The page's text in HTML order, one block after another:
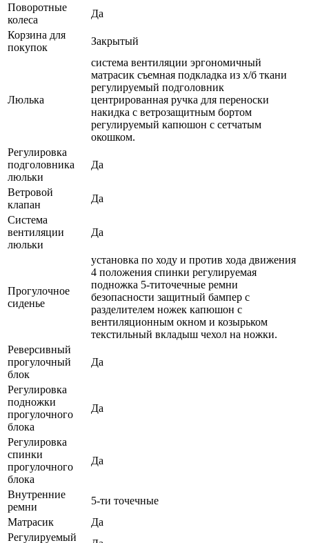
Поворотные
колеса
Да
Корзина для
покупок
Закрытый
Люлька
система вентиляции эргономичный
матрасик съемная подкладка из х/б ткани
регулируемый подголовник
центрированная ручка для переноски
накидка с ветрозащитным бортом
регулируемый капюшон с сетчатым
окошком.
Регулировка
подголовника
люльки
Да
Ветровой
клапан
Да
Система
вентиляции
люльки
Да
Прогулочное
сиденье
установка по ходу и против хода движения
4 положения спинки регулируемая
подножка 5-титочечные ремни
безопасности защитный бампер с
разделителем ножек капюшон с
вентиляционным окном и козырьком
текстильный вкладыш чехол на ножки.
Реверсивный
прогулочный
блок
Да
Регулировка
подножки
прогулочного
блока
Да
Регулировка
спинки
прогулочного
блока
Да
Внутренние
ремни
5-ти точечные
Матрасик
Да
Регулируемый